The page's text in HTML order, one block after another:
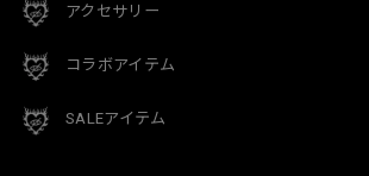
アクセサリー
コラボアイテム
SALEアイテム